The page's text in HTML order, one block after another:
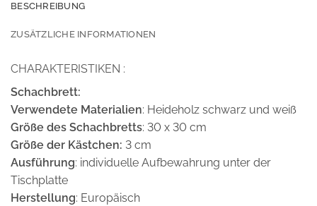
BESCHREIBUNG
ZUSÄTZLICHE INFORMATIONEN
CHARAKTERISTIKEN :
Schachbrett:
Verwendete Materialien: Heideholz schwarz und weiß
Größe des Schachbretts: 30 x 30 cm
Größe der Kästchen: 3 cm
Ausführung: individuelle Aufbewahrung unter der
Tischplatte
Herstellung: Europäisch